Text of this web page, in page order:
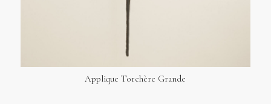
Applique Torchère Grande